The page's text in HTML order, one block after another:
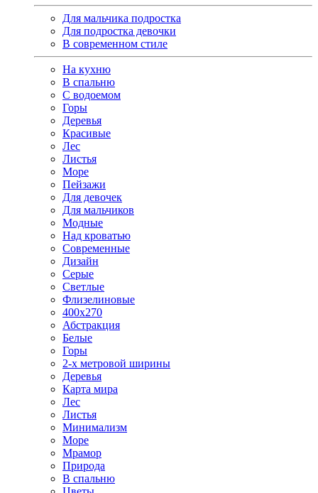
Для мальчика подростка
Для подростка девочки
В современном стиле
На кухню
В спальню
С водоемом
Горы
Деревья
Красивые
Лес
Листья
Море
Пейзажи
Для девочек
Для мальчиков
Модные
Над кроватью
Современные
Дизайн
Серые
Светлые
Флизелиновые
400х270
Абстракция
Белые
Горы
2-х метровой ширины
Деревья
Карта мира
Лес
Листья
Минимализм
Море
Мрамор
Природа
В спальню